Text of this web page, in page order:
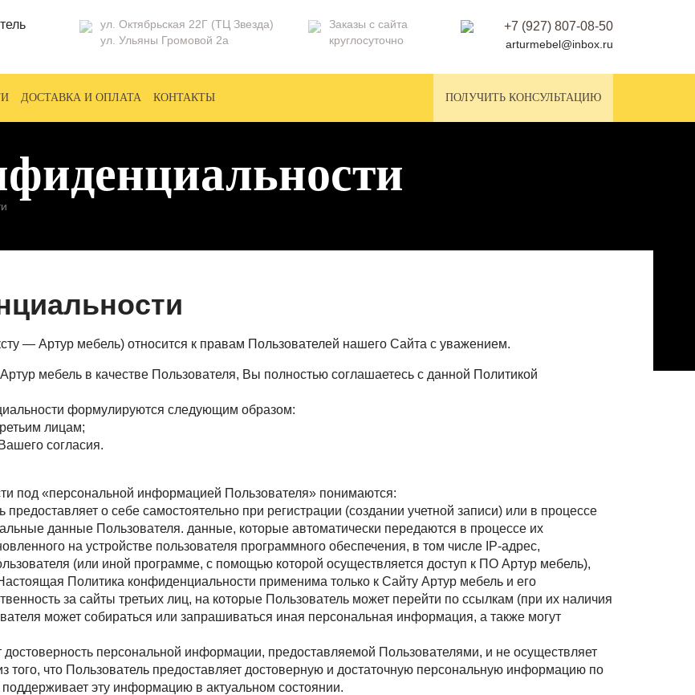
ул. Октябрьская 22Г (ТЦ Звезда)
ул. Ульяны Громовой 2а
Заказы с сайта
круглосуточно
+7 (927) 807-08-50
arturmebel@inbox.ru
ДОСТАВКА И ОПЛАТА КОНТАКТЫ ПОЛУЧИТЬ КОНСУЛЬТАЦИЮ
— Артур мебель) относится к правам Пользователей нашего Сайта с уважением.
мебель в качестве Пользователя, Вы полностью соглашаетесь с данной Политикой
формулируются следующим образом:
лицам;
согласия.
под «персональной информацией Пользователя» понимаются:
о себе самостоятельно при регистрации (создании учетной записи) или в процессе
данные Пользователя. данные, которые автоматически передаются в процессе их
на устройстве пользователя программного обеспечения, в том числе IP-адрес,
(или иной программе, с помощью которой осуществляется доступ к ПО Артур мебель),
Политика конфиденциальности применима только к Сайту Артур мебель и его
за сайты третьих лиц, на которые Пользователь может перейти по ссылкам (при их наличия
может собираться или запрашиваться иная персональная информация, а также могут
персональной информации, предоставляемой Пользователями, и не осуществляет
того, что Пользователь предоставляет достоверную и достаточную персональную информацию по
эту информацию в актуальном состоянии.